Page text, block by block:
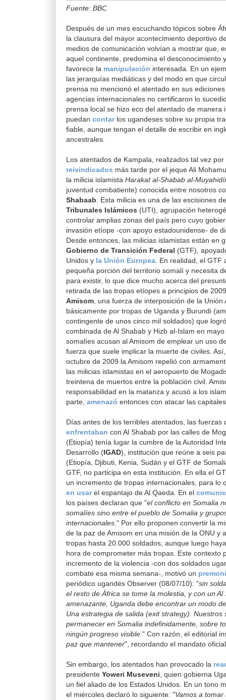
Fuente: BBC
Después de un mes escuchando tópicos sobre
la clausura del mayor acontecimiento deportivo
medios de comunicación volvían a mostrar que,
aquel continente, predomina el desconocimiento
favorece la manipulación interesada. En un
las jerarquías mediáticas y del modo en que
prensa no mencionó el atentado en sus
agencias internacionales no certificaron lo
prensa local se hizo eco del atentado de manera
puedan contarlos ugandeses sobre su propia
fiable, aunque tengan el detalle de escribir en
ancestrales.
Los atentados de Kampala, realizados tal vez
reivindicados más tarde por el jeque Ali
la milicia islamista Harakat al-Shabab al-
juventud combatiente) conocida entre nosotros
Shabaab. Esta milicia es una de las escisiones
Tribunales Islámicos (UTI), agrupación
controlar amplias zonas del país pero cuyo
invasión etíope -con apoyo estadounidense- de
Desde entonces, las milicias islamistas están en
Gobierno de Transición Federal (GTF),
Unidos y la Unión Europea. En realidad, el GTF
pequeña porción del territorio somalí y necesita
para existir, lo que dice mucho acerca del
retirada de las tropas etíopes a principios de
Amisom, una fuerza de interposición de la Unión
básicamente por tropas de Uganda y Burundi
contingente de unos cinco mil soldados) que
combinada de Al Shabab y Hizb al-Islam en
somalíes acusan al Amisom de emplear un uso
fuerza que suele implicar la muerte de civiles.
octubre de 2009 la Amisom repelió con
las milicias islamistas en el aeropuerto de
treintena de muertos entre la población civil.
responsabilidad en la matanza y acusó a los
parte, amenazó entonces con atacar las
Días antes de los terribles atentados, las fuerzas
enfrentaban con Al Shabab por las calles de
(Etiopía) tenía lugar la cumbre de la Autoridad
Desarrollo ( IGAD), institución que reúne a seis
(Etiopía, Djibuti, Kenia, Sudán y el GTF de
GTF, no participa en esta institución. En ella el
un incremento de tropas internacionales, para lo
en usarel espantajo de Al Qaeda. En el
los países declaran que "el conflicto en Somalia
somalíes sino entre el pueblo de Somalia y
internacionales." Por ello proponen convertir la
de la paz de Amisom en una misión de la ONU y
tropas hasta 20.000 soldados, aunque luego
hora de comprometer más tropas. Este contexto
incremento de la violencia -con dos soldados
combate esa misma semana-, motivó un
periódico ugandés Observer (08/07/10): "sin
el resto de África se tome la molestia, y con un Al
amenazante, Uganda debe encontrar un modo
Una estrategia de salida (exit strategy). Nuestros
permanecer en Somalia indefinidamente, sobre
ningún progreso visible." Con razón, el editorial
paz que mantener", recordando el mandato
Sin embargo, los atentados han provocado la
presidente Yoweri Museveni, quien gobierna
un fiel aliado de los Estados Unidos. En un tono
el miércoles declaró lo siguiente: "Vamos a